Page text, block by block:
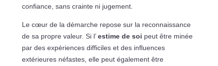
confiance, sans crainte ni jugement.
Le cœur de la démarche repose sur la reconnaissance
de sa propre valeur. Si l’estime de soi peut être minée
par des expériences difficiles et des influences
extérieures néfastes, elle peut également être